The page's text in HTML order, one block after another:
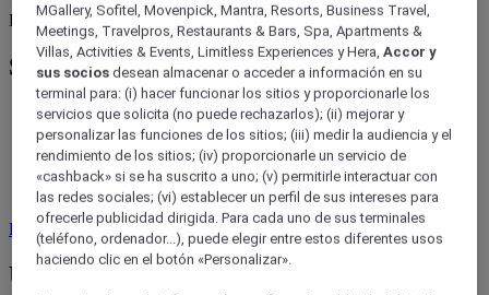
Programa de fidelidad ALL Accor
Sus eventos, sus recompensas
ALL Accor recompensa sus eventos: 2 EUR = 1 punto
Estatus + 1 punto Reward.
Cada evento cuenta: planifique tantos como desee.
Disfrute de todos los beneficios de ALL Accor: acceso a
categoría superior, bebidas de bienvenida y mucho más.
Regístrate gratisInformación adicional
Un evento diseñado a medida
MGallery, Sofitel, Movenpick, Mantra, Resorts, Business Travel,
Meetings, Travelpros, Restaurants & Bars, Spa, Apartments &
Villas, Activities & Events, Limitless Experiences y Hera,Accor y
sus socios desean almacenar o acceder a información en su
terminal para: (i) hacer funcionar los sitios y proporcionarle los
servicios que solicita (no puede rechazarlos); (ii) mejorar y
personalizar las funciones de los sitios; (iii) medir la audiencia y el
rendimiento de los sitios; (iv) proporcionarle un servicio de
«cashback» si se ha suscrito a uno; (v) permitirle interactuar con
las redes sociales; (vi) establecer un perfil de sus intereses para
ofrecerle publicidad dirigida. Para cada uno de sus terminales
(teléfono, ordenador...), puede elegir entre estos diferentes usos
haciendo clic en el botón «Personalizar».